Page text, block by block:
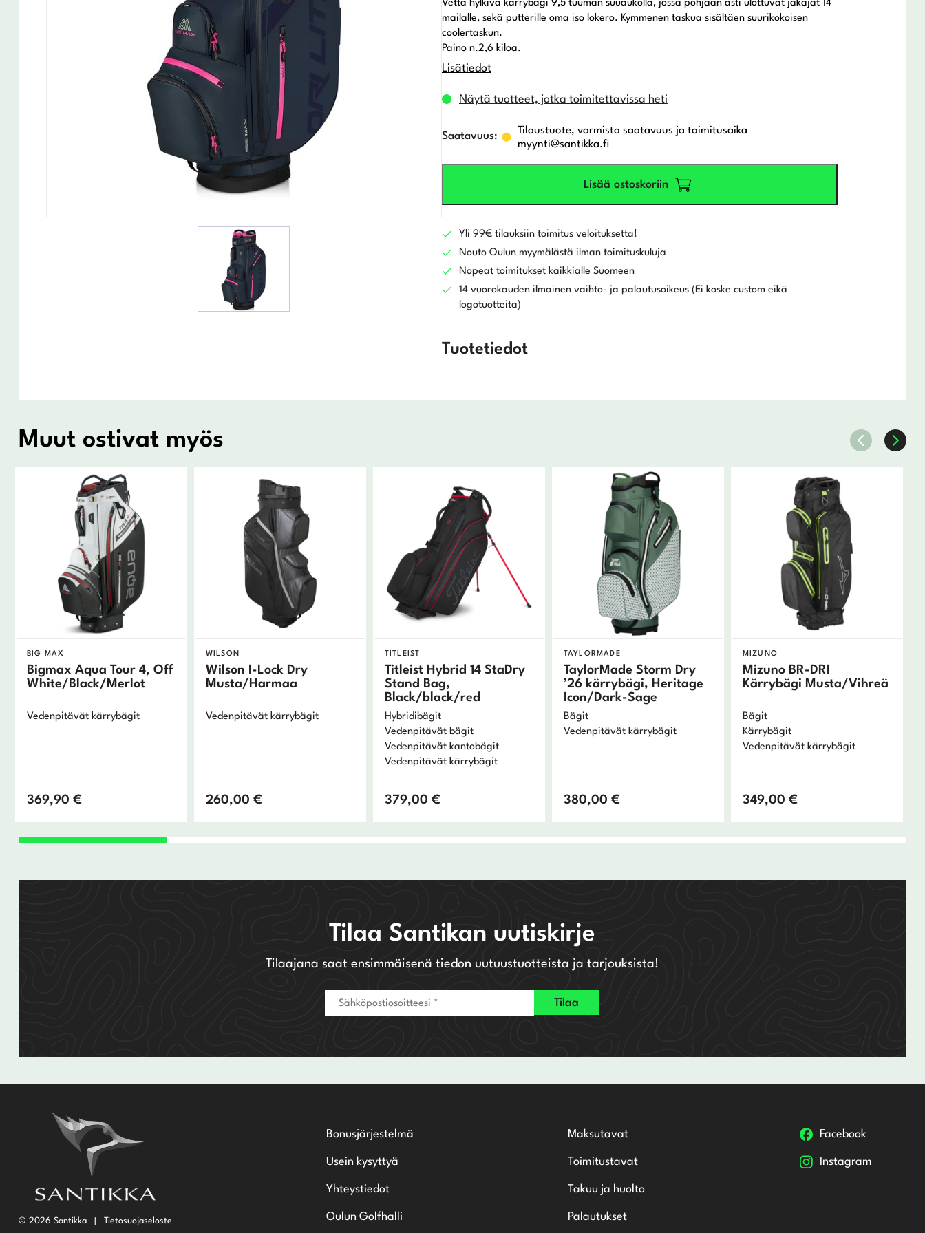
Naisten täyssetit
Naisten aloittelijan setit
Vettä hylkivä kärrybagi 9,5 tuuman suuaukolla, jossa pohjaan asti ulottuvat jakajat 14
mailalle, sekä putterille oma iso lokero. Kymmenen taskua sisältäen suurikokoisen
coolertaskun.
Paino n.2,6 kiloa.
Lisätiedot
Näytä tuotteet, jotka toimitettavissa heti
Tilaustuote, varmista saatavuus ja toimitusaika
myynti@santikka.fi
Lisää ostoskoriin
Yli 99€ tilauksiin toimitus veloituksetta!
Nouto Oulun myymälästä ilman toimituskuluja
Nopeat toimitukset kaikkialle Suomeen
14 vuorokauden ilmainen vaihto- ja palautusoikeus (Ei koske custom eikä
logotuotteita)
Tuotetiedot
Muut ostivat myös
BIG MAX
Bigmax Aqua Tour 4, Off
White/Black/Merlot
Vedenpitävät kärrybägit
369,90 €
WILSON
Wilson I-Lock Dry
Musta/Harmaa
Vedenpitävät kärrybägit
260,00 €
TITLEIST
Titleist Hybrid 14 StaDry
Stand Bag,
Black/black/red
Hybridibägit
Vedenpitävät bägit
Vedenpitävät kantobägit
Vedenpitävät kärrybägit
379,00 €
TAYLORMADE
TaylorMade Storm Dry
’26 kärrybägi, Heritage
Icon/Dark-Sage
Bägit
Vedenpitävät kärrybägit
380,00 €
MIZUNO
Mizuno BR-DRI
Kärrybägi Musta/Vihreä
Bägit
Kärrybägit
Vedenpitävät kärrybägit
349,00 €
Tilaa Santikan uutiskirje
Tilaajana saat ensimmäisenä tiedon uutuustuotteista ja tarjouksista!
© 2026 Santikka Tietosuojaseloste
Bonusjärjestelmä
Usein kysyttyä
Yhteystiedot
Oulun Golfhalli
Maksutavat
Toimitustavat
Takuu ja huolto
Palautukset
Facebook
Instagram